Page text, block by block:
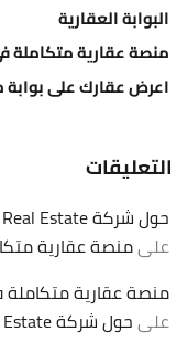
البوابة العقارية
منصة عقارية متكاملة
اعرض عقارك على بوابة
التعليقات
حول شركة Gate Masr Real Estate - بوابة مصر العقارية
علىمنصة عقارية
منصة عقارية
علىحول شركة Gate Masr Real Estate